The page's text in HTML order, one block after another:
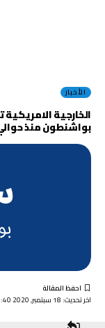
الأخبار
الخارجية
بواشنطون منذ
اخر تحديث: 18 سبتمبر, 2020 8:40 مساءً